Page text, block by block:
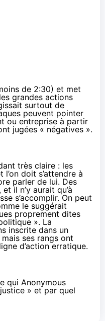
de 2:30) et met
grandes actions
surtout de
peuvent pointer
ou entreprise à partir
jugées « négatives ».
très claire : les
doit s’attendre à
parler de lui. Des
il n’y aurait qu’à
s’accomplir. On peut
le suggérait
proprement dites
». La
inscrite dans un
ses rangs ont
d’action erratique.
qui Anonymous
» et par quel